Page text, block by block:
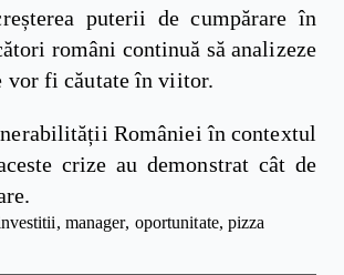
puterii de cumpărare în
români continuă să analizeze
vor fi căutate în viitor.
României în contextul
crize au demonstrat cât de
manager oportunitate pizza